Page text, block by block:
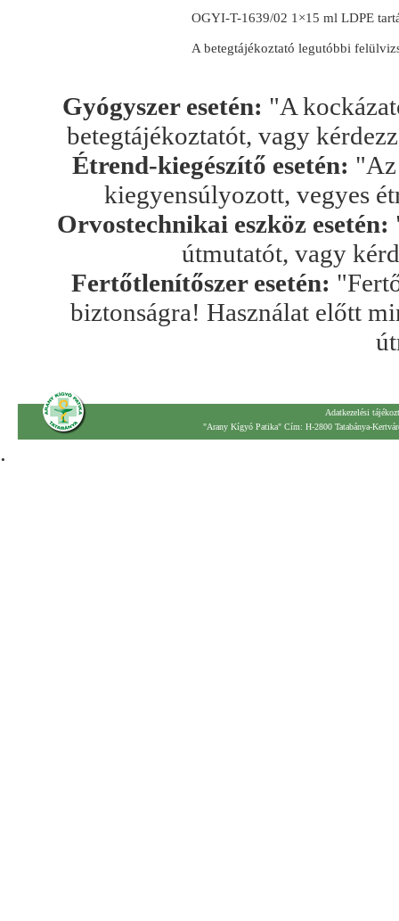
OGYI-T-1639/02 1×15 ml LDPE
A betegtájékoztató legutóbbi
Gyógyszer esetén: "A
betegtájékoztatót, vagy
Étrend-kiegészítő esetén: "Az
kiegyensúlyozott, vegyes
Orvostechnikai eszköz esetén:
útmutatót, vagy
Fertőtlenítőszer esetén:
biztonságra! Használat előtt
Adatkezelési
"Arany Kígyó Patika" Cím: H-2800 Tatabánya-
.